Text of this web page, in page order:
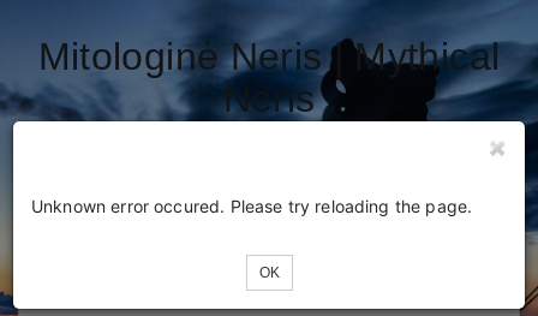
Mitologinė Neris | Mythical
Neris
Loading...
Unknown error occured. Please try reloading the page.
OK